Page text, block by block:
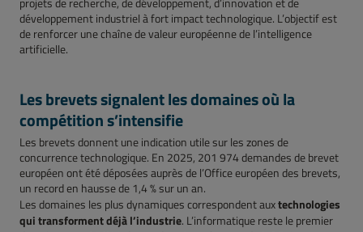
développement industriel à fort impact technologique. L’objectif est
de renforcer une chaîne de valeur européenne de l’intelligence
artificielle.
Les brevets signalent les domaines où la
compétition s’intensifie
Les brevets donnent une indication utile sur les zones de
concurrence technologique. En 2025, 201 974 demandes de brevet
européen ont été déposées auprès de l’Office européen des brevets,
un record en hausse de 1,4 % sur un an.
Les domaines les plus dynamiques correspondent auxtechnologies
qui transforment déjà l’industrie. L’informatique reste le premier